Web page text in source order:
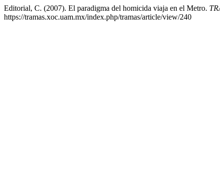
Editorial, C. (2007). El paradigma del homicida viaja en el Metro.
https://tramas.xoc.uam.mx/index.php/tramas/article/view/240